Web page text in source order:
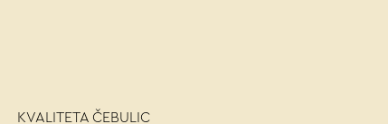
KVALITETA ČEBULIC